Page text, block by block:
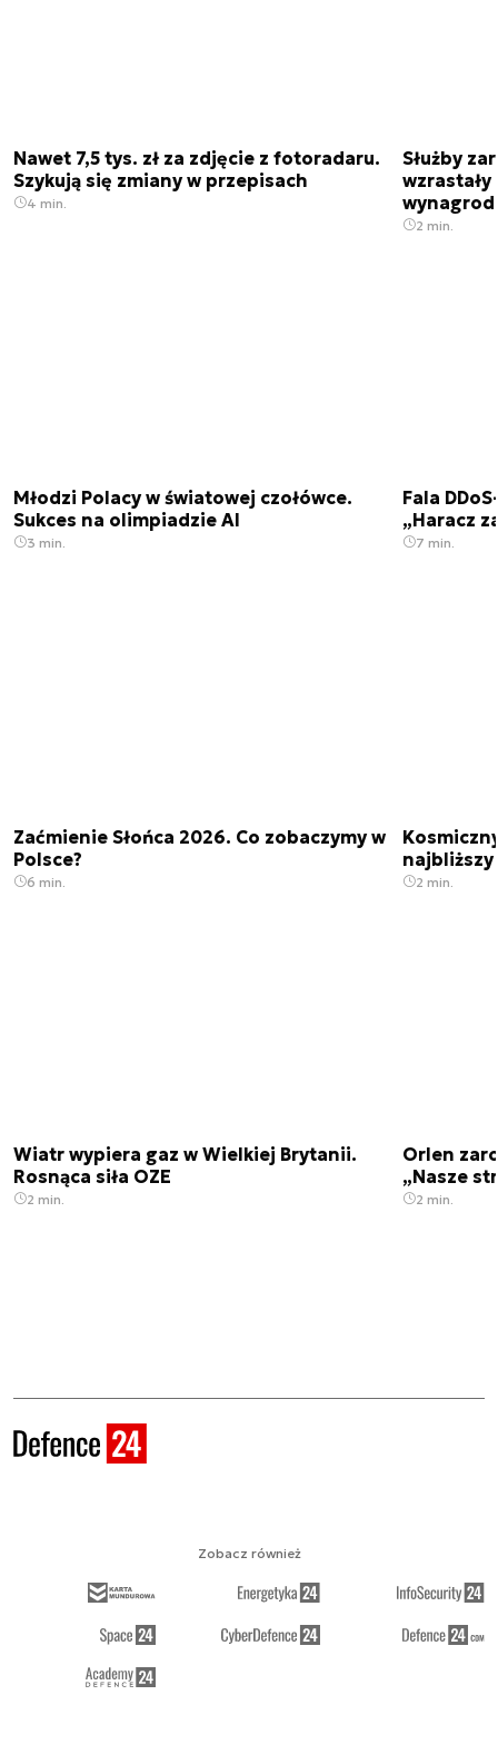
Nawet 7,5 tys. zł za zdjęcie z fotoradaru.
Szykują się zmiany w przepisach
4 min.
Służby
2 min.
Młodzi Polacy w światowej czołówce.
Sukces na olimpiadzie AI
3 min.
Fala
„Haracz
7 min.
Zaćmienie Słońca 2026. Co zobaczymy w
Polsce?
6 min. 2 min.
Wiatr wypiera gaz w Wielkiej Brytanii.
Rosnąca siła OZE
2 min.
Orlen
„Nasze
2 min.
Zobacz również